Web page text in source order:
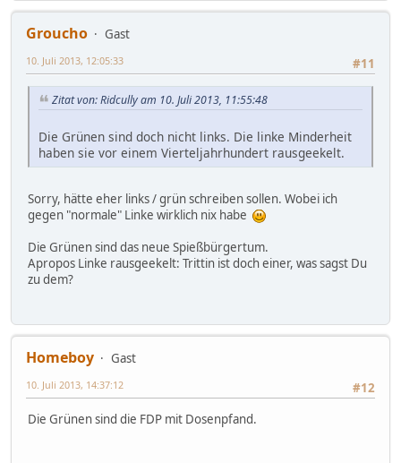
Groucho
Gast
#11
10. Juli 2013, 12:05:33
Zitat von: Ridcully am 10. Juli 2013, 11:55:48
Die Grünen sind doch nicht links. Die linke Minderheit
haben sie vor einem Vierteljahrhundert rausgeekelt.
Sorry, hätte eher links / grün schreiben sollen. Wobei ich
gegen "normale" Linke wirklich nix habe
Die Grünen sind das neue Spießbürgertum.
Apropos Linke rausgeekelt: Trittin ist doch einer, was sagst Du
zu dem?
Homeboy
Gast
#12
10. Juli 2013, 14:37:12
Die Grünen sind die FDP mit Dosenpfand.